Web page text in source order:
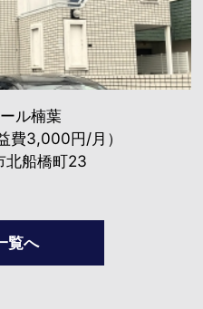
ル楠葉
費3,000円/月）
北船橋町23
覧へ